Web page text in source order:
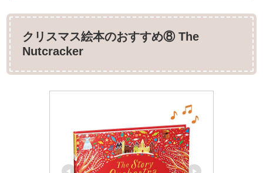
クリスマス絵本のおすすめ⑧ The
Nutcracker